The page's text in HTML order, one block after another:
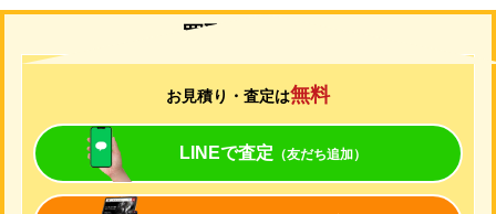
買取について
お見積り・査定は無料
LINEで査定 （友だち追加）